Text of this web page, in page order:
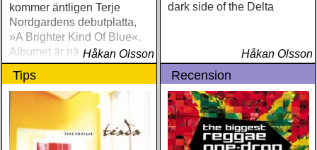
kommer äntligen Terje
Nordgardens debutplatta,
»A Brighter Kind Of Blue«.
Albumet är nära, enkelt och
ärligt och handlar om
upplevelser och historier
från en ung mans liv
Håkan Olsson
dark side of the Delta
Håkan Olsson
Tips Recension